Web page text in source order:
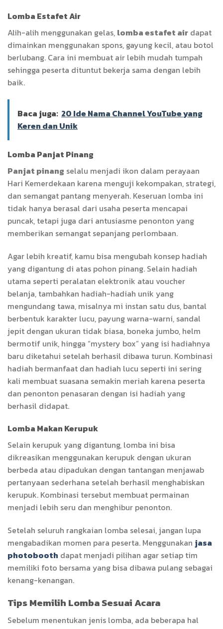
Lomba Estafet Air
Alih-alih menggunakan gelas, lomba estafet air dapat
dimainkan menggunakan spons, gayung kecil, atau botol
berlubang. Cara ini membuat air lebih mudah tumpah
sehingga peserta dituntut bekerja sama dengan lebih
baik.
Baca juga: 20 Ide Nama Channel YouTube yang
Keren dan Unik
Lomba Panjat Pinang
Panjat pinang selalu menjadi ikon dalam perayaan
Hari Kemerdekaan karena menguji kekompakan, strategi,
dan semangat pantang menyerah. Keseruan lomba ini
tidak hanya berasal dari usaha peserta mencapai
puncak, tetapi juga dari antusiasme penonton yang
memberikan semangat sepanjang perlombaan.
Agar lebih kreatif, kamu bisa mengubah konsep hadiah
yang digantung di atas pohon pinang. Selain hadiah
utama seperti peralatan elektronik atau voucher
belanja, tambahkan hadiah-hadiah unik yang
mengundang tawa, misalnya mi instan satu dus, bantal
berbentuk karakter lucu, payung warna-warni, sandal
jepit dengan ukuran tidak biasa, boneka jumbo, helm
bermotif unik, hingga “mystery box” yang isi hadiahnya
baru diketahui setelah berhasil dibawa turun. Kombinasi
hadiah bermanfaat dan hadiah lucu seperti ini sering
kali membuat suasana semakin meriah karena peserta
dan penonton penasaran dengan isi hadiah yang
berhasil didapat.
Lomba Makan Kerupuk
Selain kerupuk yang digantung, lomba ini bisa
dikreasikan menggunakan kerupuk dengan ukuran
berbeda atau dipadukan dengan tantangan menjawab
pertanyaan sederhana setelah berhasil menghabiskan
kerupuk. Kombinasi tersebut membuat permainan
menjadi lebih seru dan menghibur penonton.
Setelah seluruh rangkaian lomba selesai, jangan lupa
mengabadikan momen para peserta. Menggunakan jasa
photobooth dapat menjadi pilihan agar setiap tim
memiliki foto bersama yang bisa dibawa pulang sebagai
kenang-kenangan.
Tips Memilih Lomba Sesuai Acara
Sebelum menentukan jenis lomba, ada beberapa hal